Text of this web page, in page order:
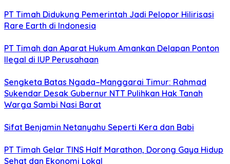
PT Timah Didukung Pemerintah Jadi Pelopor Hilirisasi
Rare Earth di Indonesia
PT Timah dan Aparat Hukum Amankan Delapan Ponton
Ilegal di IUP Perusahaan
Sengketa Batas Ngada–Manggarai Timur: Rahmad
Sukendar Desak Gubernur NTT Pulihkan Hak Tanah
Warga Sambi Nasi Barat
Sifat Benjamin Netanyahu Seperti Kera dan Babi
PT Timah Gelar TINS Half Marathon, Dorong Gaya Hidup
Sehat dan Ekonomi Lokal